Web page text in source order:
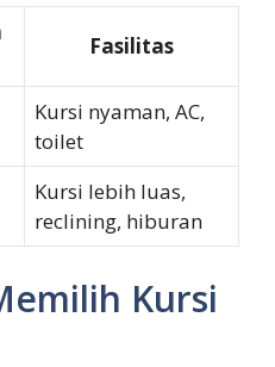
Fasilitas
Kursi nyaman, AC,
toilet
Kursi lebih luas,
reclining, hiburan
Kursi